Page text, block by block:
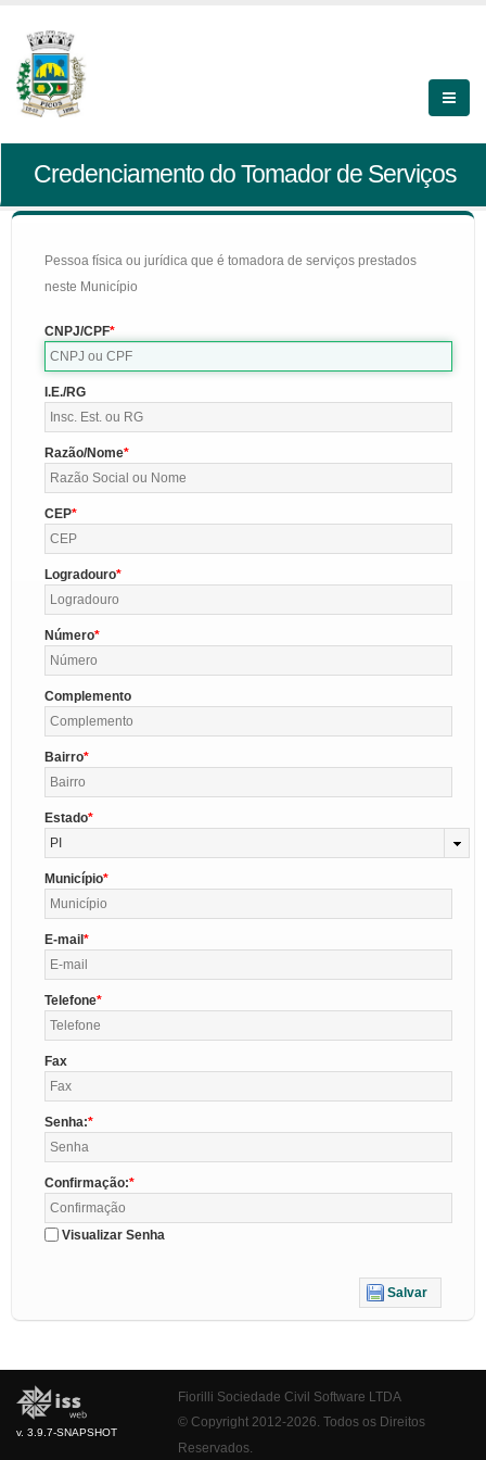
Credenciamento do Tomador de Serviços
Pessoa física ou jurídica que é tomadora de serviços prestados
neste Município
CNPJ/CPF
I.E./RG
Razão/Nome
CEP
Logradouro
Número
Complemento
Bairro
Estado
PI
Município
E-mail
Telefone
Fax
Senha:
Confirmação:
Visualizar Senha
Salvar
v. 3.9.7-SNAPSHOT
Fiorilli Sociedade Civil Software LTDA
© Copyright 2012-2026. Todos os Direitos
Reservados.